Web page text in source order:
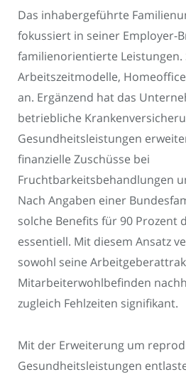
Das inhabergeführte
fokussiert in seiner Employer-
familienorientierte Leistungen.
Arbeitszeitmodelle,
an. Ergänzend hat das
betriebliche
Gesundheitsleistungen
finanzielle Zuschüsse bei
Fruchtbarkeitsbehandlungen
Nach Angaben einer
solche Benefits für 90 Prozent
essentiell. Mit diesem Ansatz
sowohl seine
Mitarbeiterwohlbefinden
zugleich Fehlzeiten signifikant.
Mit der Erweiterung um
Gesundheitsleistungen